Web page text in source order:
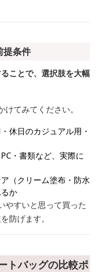
提条件
ことで、選択肢を大幅
てみてください。
休日のカジュアル用・
・書類など、実際に
ア（クリーム塗布・防水
か
やすいと思って買った
防げます。
トバッグの比較ポ